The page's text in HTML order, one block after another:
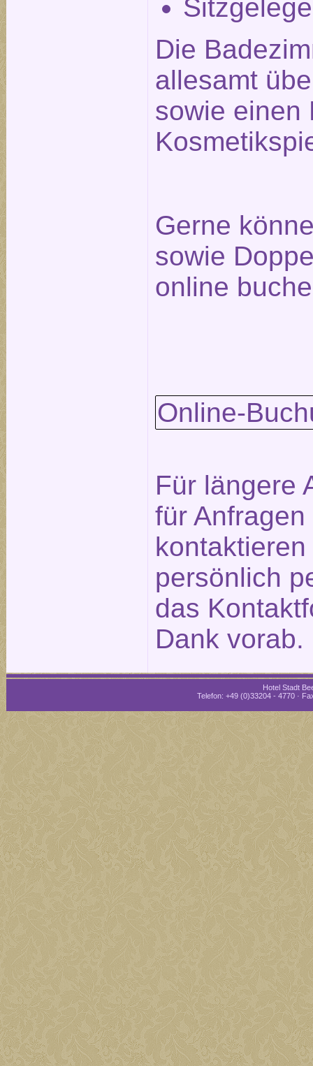
Die
allesamt
sowie einen
Gerne
sowie
online
Online-
Für längere
für
persönlich
das
Dank vorab.
Hotel Stadt
Telefon: +49 (0)33204 - 4770 ·